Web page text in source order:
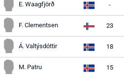
E. Waagfjörð -
F. Clementsen 23
Á. Valtýsdóttir 18
M. Patru 15